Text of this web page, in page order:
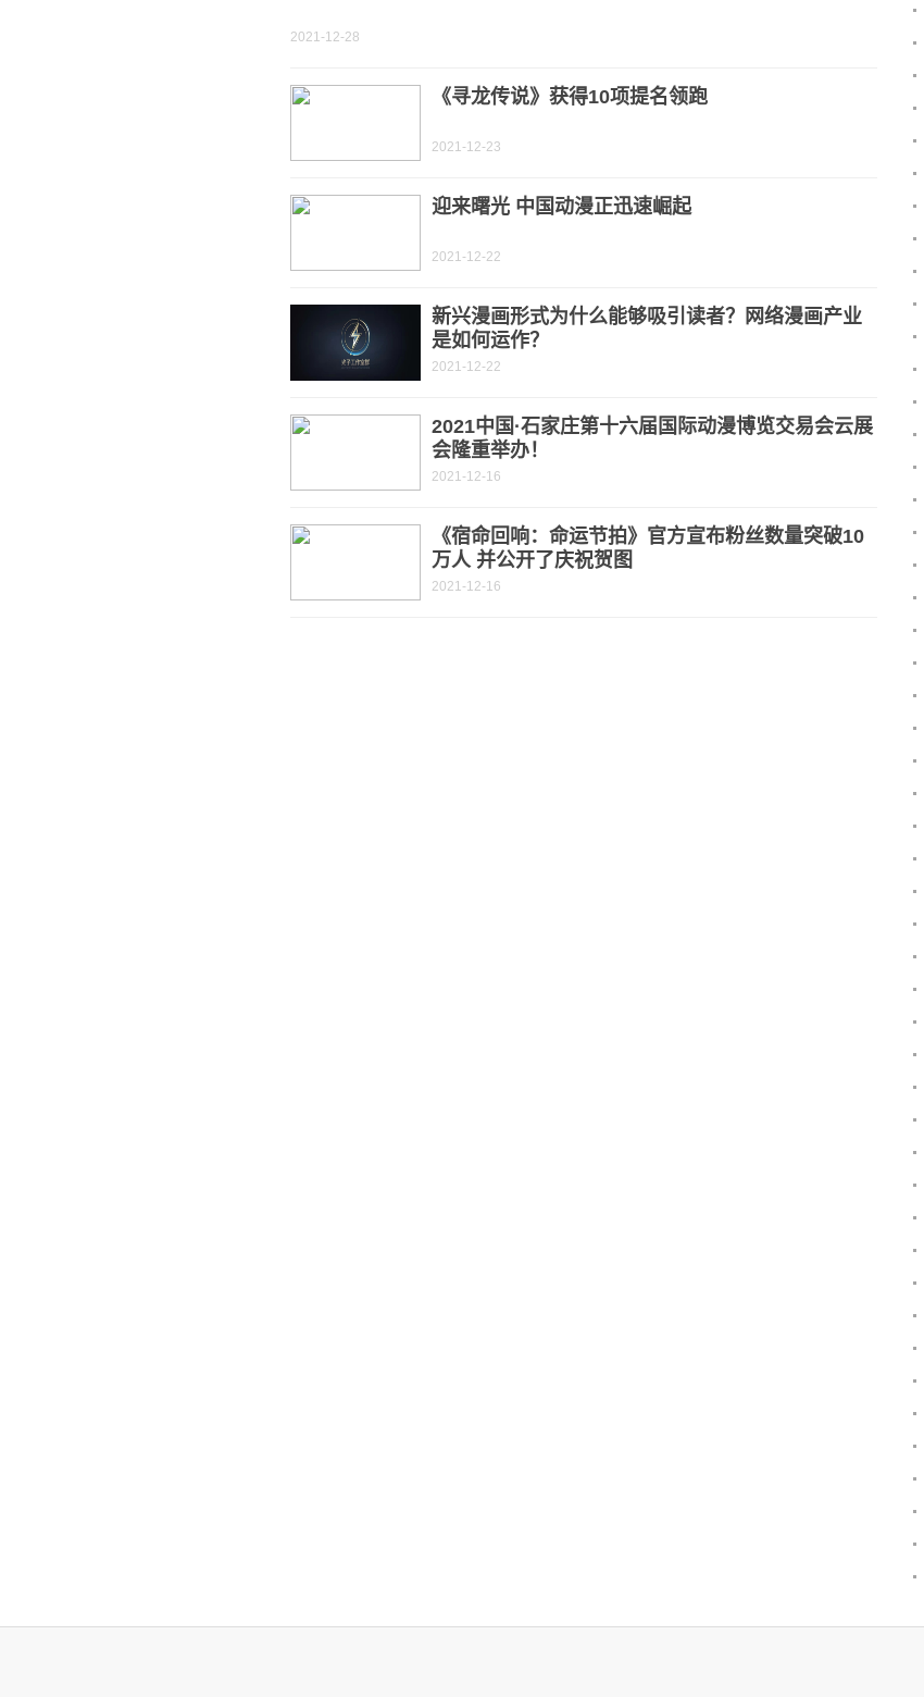
2021-12-28
《寻龙传说》获得10项提名领跑
2021-12-23
迎来曙光 中国动漫正迅速崛起
2021-12-22
新兴漫画形式为什么能够吸引读者？网络漫画产业
是如何运作？
2021-12-22
2021中国·石家庄第十六届国际动漫博览交易会云展
会隆重举办！
2021-12-16
《宿命回响：命运节拍》官方宣布粉丝数量突破10
万人 并公开了庆祝贺图
2021-12-16